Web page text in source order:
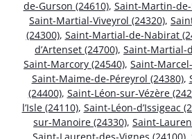
de-Gurson (24610), Saint-Martin-de-
Saint-Martial-Viveyrol (24320),
(24300), Saint-Martial-de-Nabirat
d’Artenset (24700), Saint-Martial-
Saint-Marcory (24540), Saint-
Saint-Maime-de-Péreyrol (24380),
(24400), Saint-Léon-sur-Vézère
l’Isle (24110), Saint-Léon-d’Issigeac
sur-Manoire (24330), Saint-